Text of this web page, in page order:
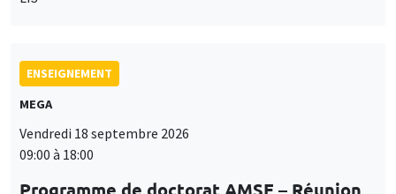
ENSEIGNEMENT
MEGA
Vendredi 18 septembre 2026
09:00 à 18:00